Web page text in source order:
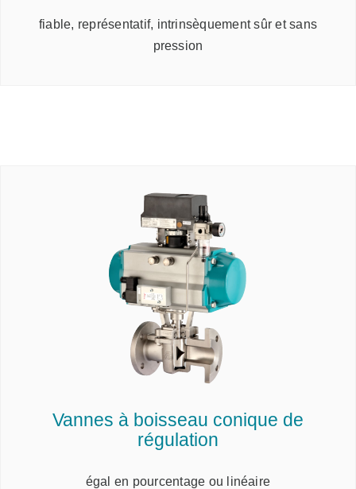
fiable, représentatif, intrinsèquement sûr et sans
pression
Vannes à boisseau conique de
régulation
égal en pourcentage ou linéaire